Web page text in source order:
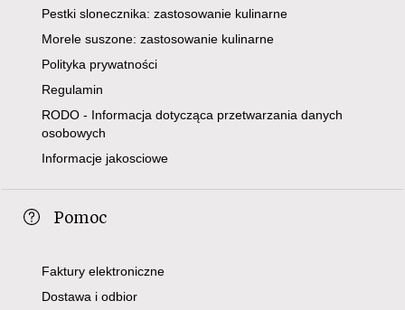
Pestki slonecznika: zastosowanie kulinarne
Morele suszone: zastosowanie kulinarne
Polityka prywatności
Regulamin
RODO - Informacja dotycząca przetwarzania danych
osobowych
Informacje jakosciowe
Pomoc
Faktury elektroniczne
Dostawa i odbior